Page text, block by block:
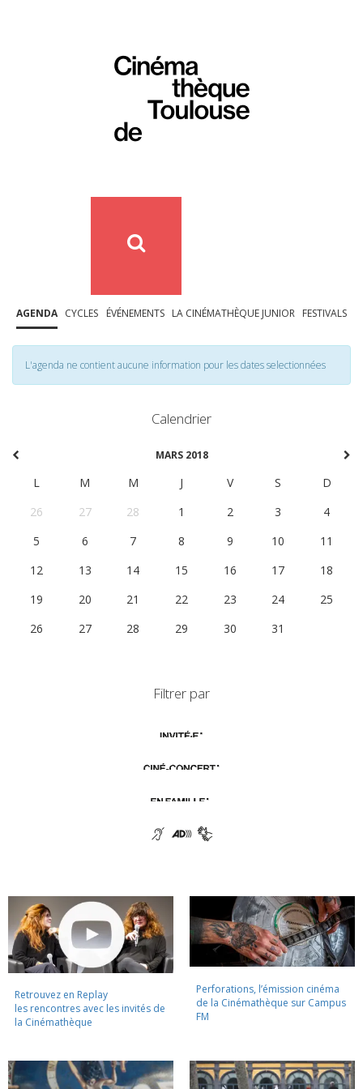
AGENDA CYCLES ÉVÉNEMENTS LA CINÉMATHÈQUE JUNIOR FESTIVALS
L'agenda ne contient aucune information pour les dates selectionnées
Calendrier
MARS 2018
L M M J V S
D
26
27 28 1 2 3
4
5
6 7 8 9 10
11
12
13 14 15 16 17
18
19
20 21 22 23 24
25
26
27 28 29 30 31
Filtrer par
Retrouvez en Replay
les rencontres avec les invités de
la Cinémathèque
Perforations, l’émission cinéma
de la Cinémathèque sur Campus
FM